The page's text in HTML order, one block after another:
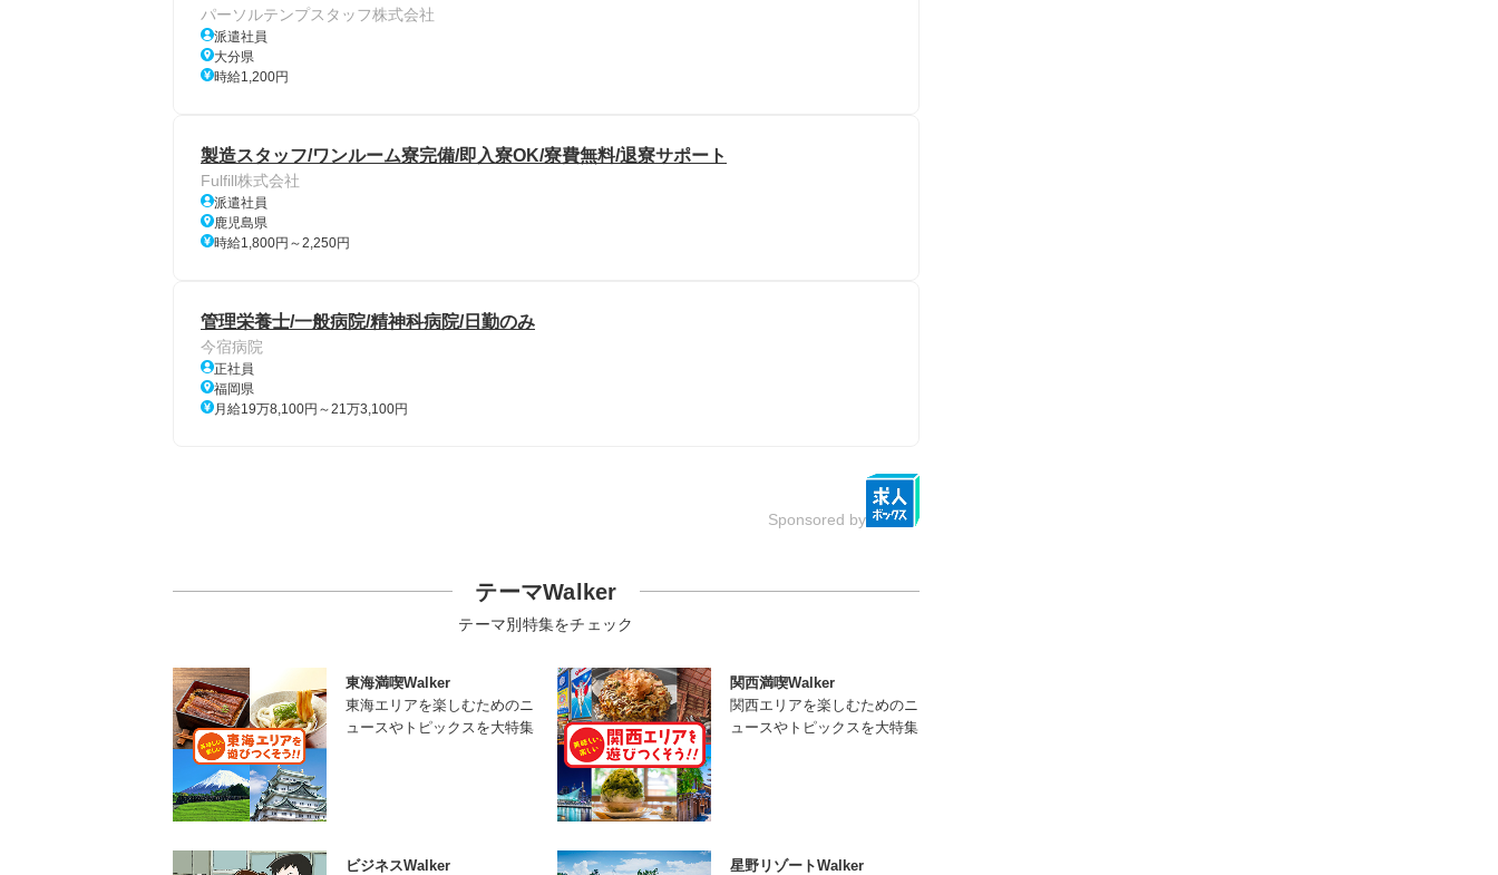
パーソルテンプスタッフ株式会社
派遣社員
大分県
時給1,200円
製造スタッフ/ワンルーム寮完備/即入寮OK/寮費無料/退寮サポート
Fulfill株式会社
派遣社員
鹿児島県
時給1,800円～2,250円
管理栄養士/一般病院/精神科病院/日勤のみ
今宿病院
正社員
福岡県
月給19万8,100円～21万3,100円
Sponsored by
テーマWalker
テーマ別特集をチェック
東海満喫Walker
東海エリアを楽しむためのニ
ュースやトピックスを大特集
関西満喫Walker
関西エリアを楽しむためのニ
ュースやトピックスを大特集
ビジネスWalker 星野リゾートWalker